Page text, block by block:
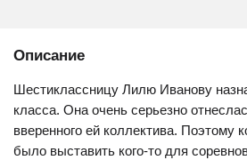
Описание
Шестиклассницу Лилю Иванову
класса. Она очень серьезно
вверенного ей коллектива. Поэтому
было выставить кого-то для